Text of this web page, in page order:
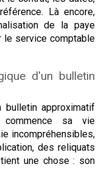
Là encore,
de la paye
le service comptable
d'un bulletin
approximatif
sa vie
incompréhensibles,
des reliquats
une chose : son